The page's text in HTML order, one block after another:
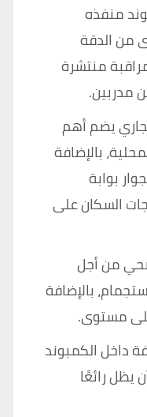
منفذه
من الدقة
منتشرة
مدربين.
يضم أهم
بالإضافة
بوابة
السكان على
من أجل
بالإضافة
مستوى.
داخل الكمبوند
أن يظل رائعًا